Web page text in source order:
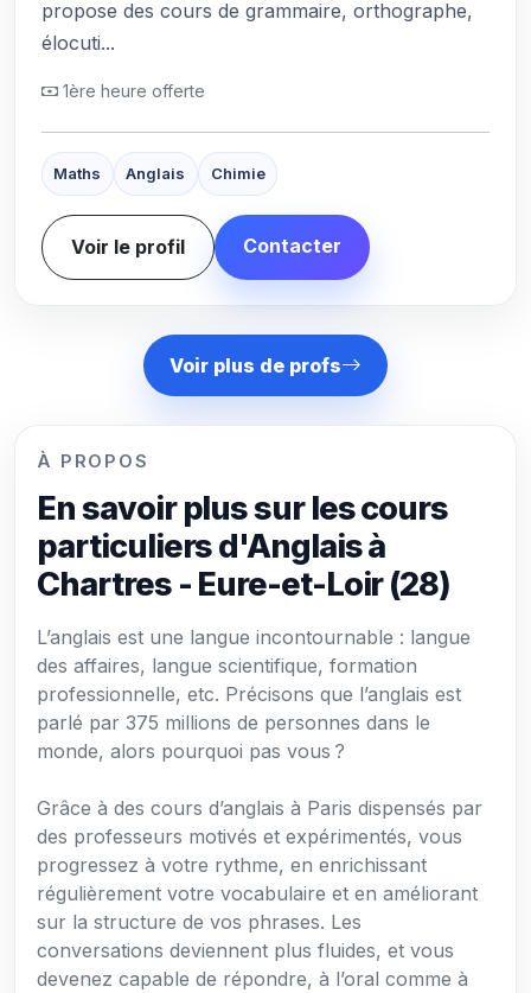
propose des cours de grammaire, orthographe,
élocuti...
1ère heure offerte
Maths Anglais Chimie
Voir le profil Contacter
Voir plus de profs
À PROPOS
En savoir plus sur les cours
particuliers d'Anglais à
Chartres - Eure-et-Loir (28)
L’anglais est une langue incontournable : langue
des affaires, langue scientifique, formation
professionnelle, etc. Précisons que l’anglais est
parlé par 375 millions de personnes dans le
monde, alors pourquoi pas vous ?
Grâce à des cours d’anglais à Paris dispensés par
des professeurs motivés et expérimentés, vous
progressez à votre rythme, en enrichissant
régulièrement votre vocabulaire et en améliorant
sur la structure de vos phrases. Les
conversations deviennent plus fluides, et vous
devenez capable de répondre, à l’oral comme à